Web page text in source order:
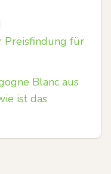
Preisfindung für
Blanc aus
ist das